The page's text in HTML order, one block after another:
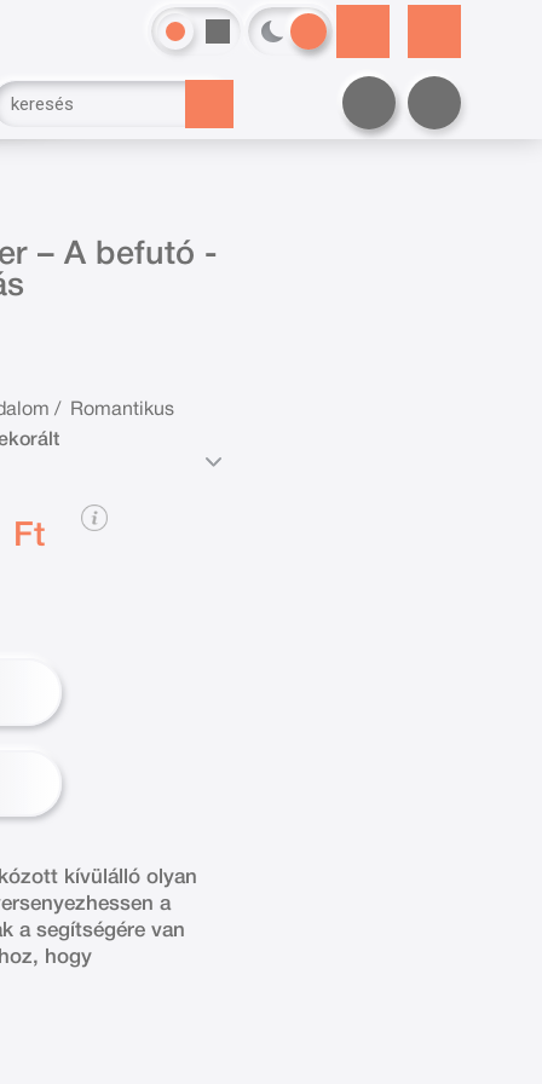
– A befutó -
/
Romantikus
Ft
kívülálló olyan
a
a segítségére van
hogy